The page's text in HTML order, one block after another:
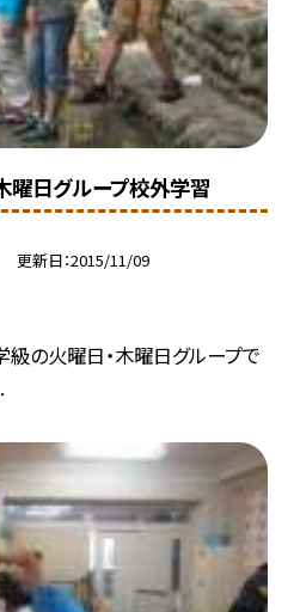
曜日グループ校外学習
更新日 2015/11/09
級の火曜日・木曜日グループで